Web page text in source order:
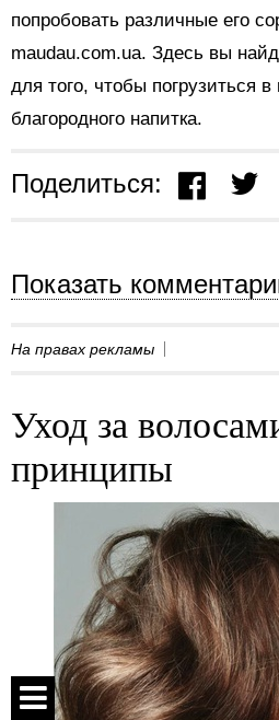
попробовать различные его
maudau.com.ua. Здесь вы
для того, чтобы погрузиться в
благородного напитка.
Поделиться:
Показать
На правах рекламы
Уход за
принципы